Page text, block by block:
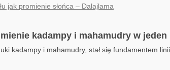
jak promienie słońca – Dalajlama
kadampy i mahamudry w jeden
kadampy i mahamudry, stał się fundamentem